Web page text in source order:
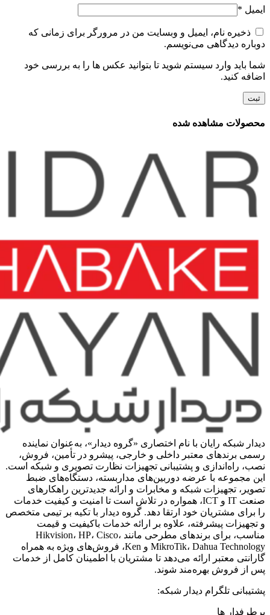
ایمیل *
ذخیره نام، ایمیل و وبسایت من در مرورگر برای زمانی که
دوباره دیدگاهی می‌نویسم.
شما باید وارد سیستم شوید تا بتوانید عکس ها را به بررسی خود
اضافه کنید.
محصولات مشاهده شده
دیدار شبکه رایان با نام اختصاری «گروه دیدار»، به‌عنوان نماینده
رسمی برندهای معتبر داخلی و خارجی، پیشرو در تأمین، فروش،
نصب، راه‌اندازی و پشتیبانی تجهیزات نظارت تصویری و شبکه است.
این مجموعه با عرضه دوربین‌های مداربسته، دستگاه‌های ضبط
تصویر، تجهیزات شبکه و مخابرات و ارائه جدیدترین راهکارهای
صنعت IT و ICT، همواره در تلاش است تا امنیت و کیفیت خدمات
را برای مشتریان خود ارتقا دهد. گروه دیدار با تکیه بر تیمی متخصص
و تجهیزات پیشرفته، علاوه بر ارائه خدمات باکیفیت و قیمت
مناسب، برای برندهای مطرحی مانند Hikvision، HP، Cisco،
MikroTik، Dahua Technology و Ken، فروش‌های ویژه به همراه
گارانتی معتبر ارائه می‌دهد تا مشتریان با اطمینان کامل از خدمات
پس از فروش بهره‌مند شوند.
پشتیبانی تلگرام دیدار شبکه:
پرطرفدار ها